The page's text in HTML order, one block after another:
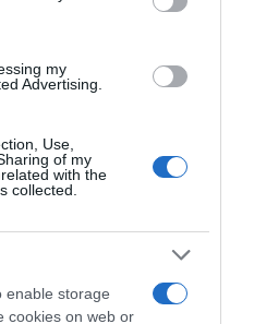
my
Advertising.
Use,
of my
with the
collected.
enable storage
cookies on web or